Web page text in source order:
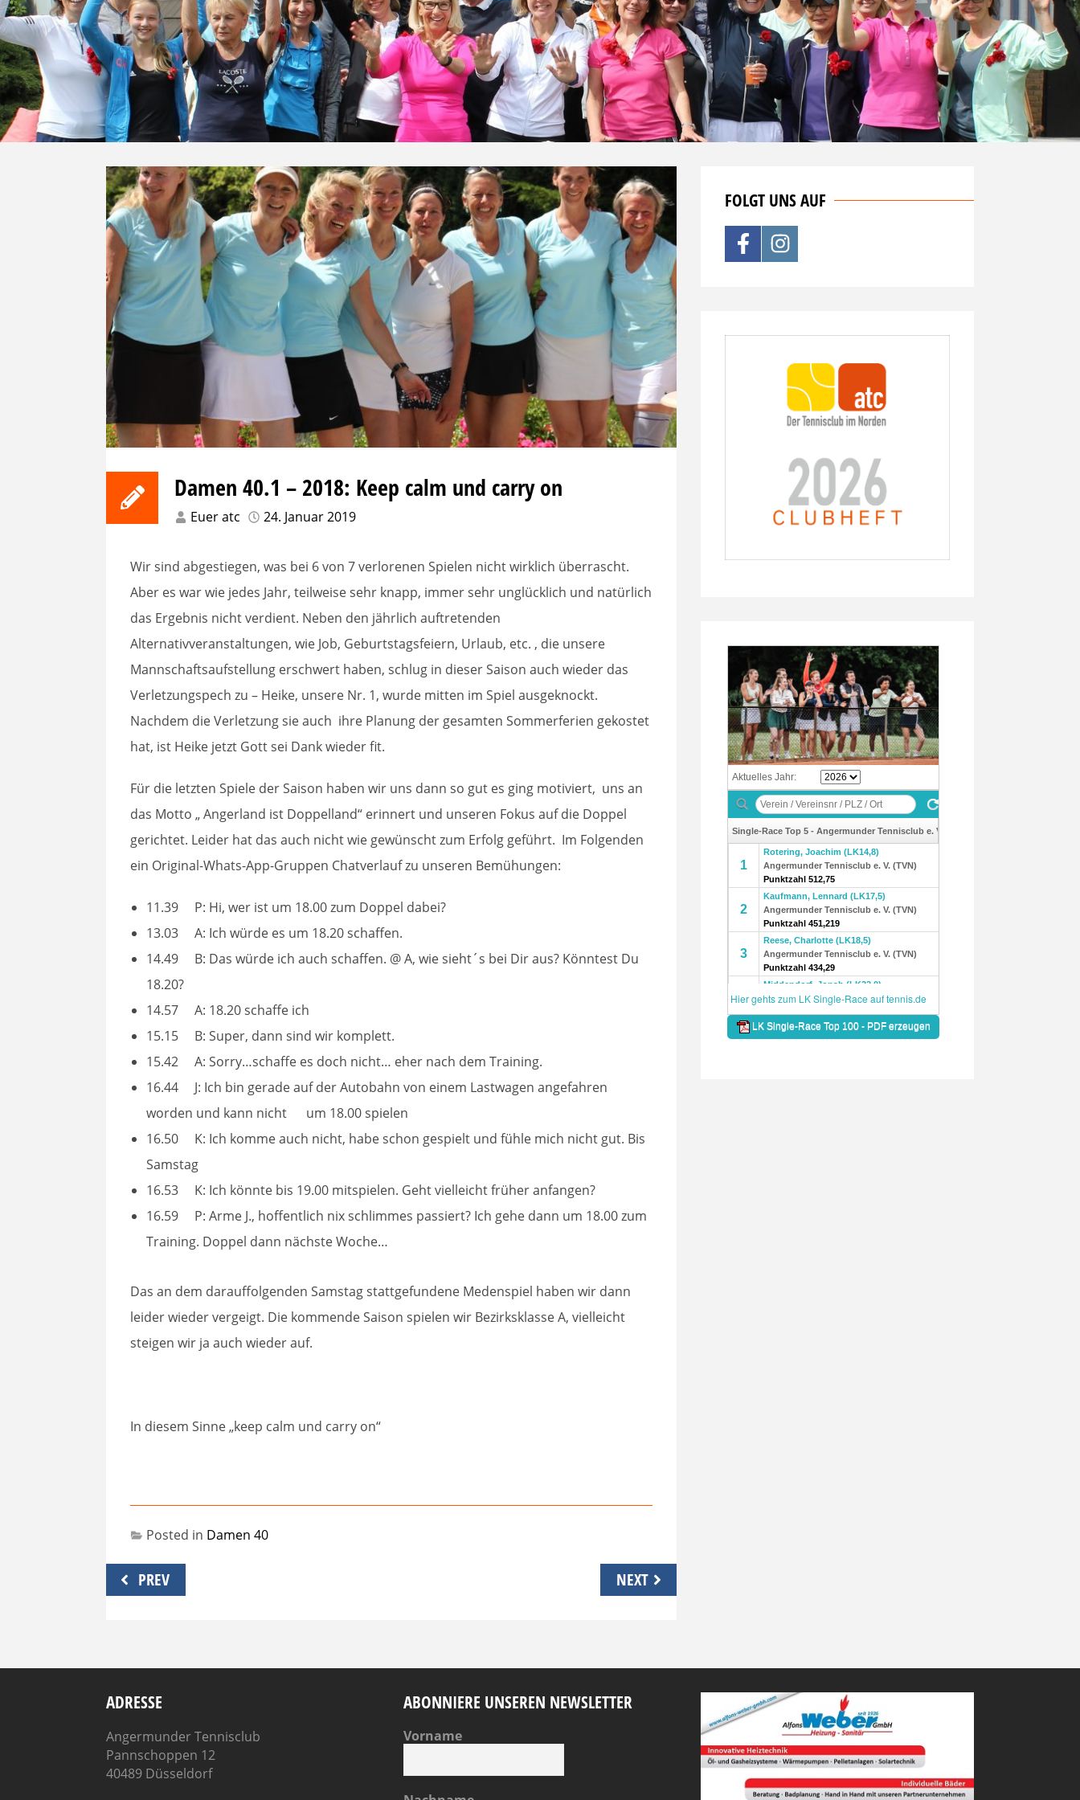
Damen 40.1 – 2018: Keep calm und carry on
Euer atc 24. Januar 2019
Wir sind abgestiegen, was bei 6 von 7 verlorenen Spielen nicht wirklich überrascht.
Aber es war wie jedes Jahr, teilweise sehr knapp, immer sehr unglücklich und natürlich
das Ergebnis nicht verdient. Neben den jährlich auftretenden
Alternativveranstaltungen, wie Job, Geburtstagsfeiern, Urlaub, etc. , die unsere
Mannschaftsaufstellung erschwert haben, schlug in dieser Saison auch wieder das
Verletzungspech zu – Heike, unsere Nr. 1, wurde mitten im Spiel ausgeknockt.
Nachdem die Verletzung sie auch ihre Planung der gesamten Sommerferien gekostet
hat, ist Heike jetzt Gott sei Dank wieder fit.
Für die letzten Spiele der Saison haben wir uns dann so gut es ging motiviert, uns an
das Motto „ Angerland ist Doppelland“ erinnert und unseren Fokus auf die Doppel
gerichtet. Leider hat das auch nicht wie gewünscht zum Erfolg geführt. Im Folgenden
ein Original-Whats-App-Gruppen Chatverlauf zu unseren Bemühungen:
11.39 P: Hi, wer ist um 18.00 zum Doppel dabei?
13.03 A: Ich würde es um 18.20 schaffen.
14.49 B: Das würde ich auch schaffen. @ A, wie sieht´s bei Dir aus? Könntest Du
18.20?
14.57 A: 18.20 schaffe ich
15.15 B: Super, dann sind wir komplett.
15.42 A: Sorry…schaffe es doch nicht… eher nach dem Training.
16.44 J: Ich bin gerade auf der Autobahn von einem Lastwagen angefahren
worden und kann nicht um 18.00 spielen
16.50 K: Ich komme auch nicht, habe schon gespielt und fühle mich nicht gut. Bis
Samstag
16.53 K: Ich könnte bis 19.00 mitspielen. Geht vielleicht früher anfangen?
16.59 P: Arme J., hoffentlich nix schlimmes passiert? Ich gehe dann um 18.00 zum
Training. Doppel dann nächste Woche…
Das an dem darauffolgenden Samstag stattgefundene Medenspiel haben wir dann
leider wieder vergeigt. Die kommende Saison spielen wir Bezirksklasse A, vielleicht
steigen wir ja auch wieder auf.
In diesem Sinne „keep calm und carry on“
Posted in Damen 40
Beitragsnavigation
PREV NEXT
FOLGT UNS AUF
ADRESSE
Angermunder Tennisclub
Pannschoppen 12
40489 Düsseldorf
ABONNIERE UNSEREN NEWSLETTER
Vorname